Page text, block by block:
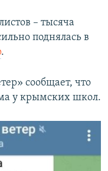
– тысяча
поднялась в
.
сообщает, что
у крымских школ.